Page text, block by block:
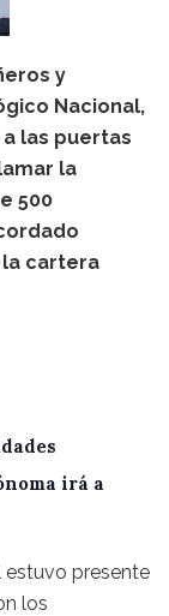
y
Nacional,
las puertas
la
500
cartera
irá a
estuvo presente
los